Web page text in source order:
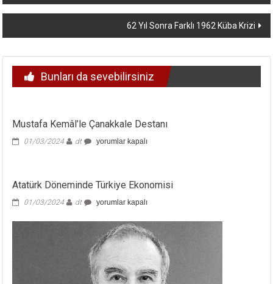
dolaşımı
62 Yıl Sonra Farklı 1962 Küba Krizi
Bunları da sevebilirsiniz
Mustafa Kemâl’le Çanakkale Destanı
01/03/2024 dt
Mustafa
için
yorumlar kapalı
Atatürk Döneminde Türkiye Ekonomisi
01/03/2024 dt
Atatürk
Türkiye
Ekonomisi
için
yorumlar kapalı